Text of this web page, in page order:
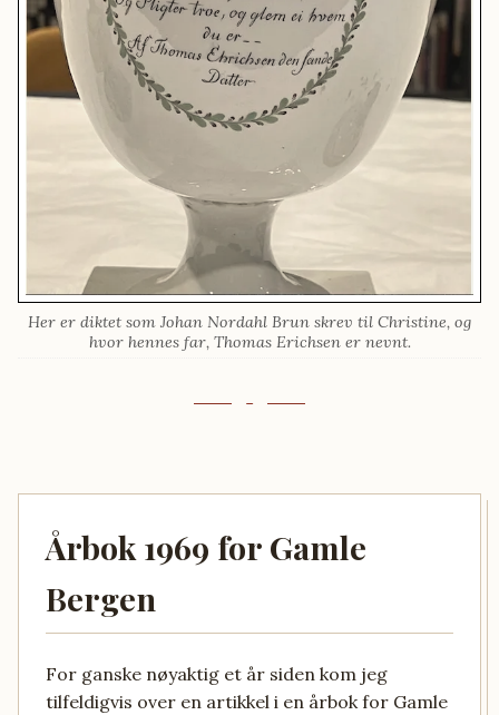
Her er diktet som Johan Nordahl Brun skrev til Christine, og
hvor hennes far, Thomas Erichsen er nevnt.
Årbok 1969 for Gamle
Bergen
For ganske nøyaktig et år siden kom jeg
tilfeldigvis over en artikkel i en årbok for Gamle